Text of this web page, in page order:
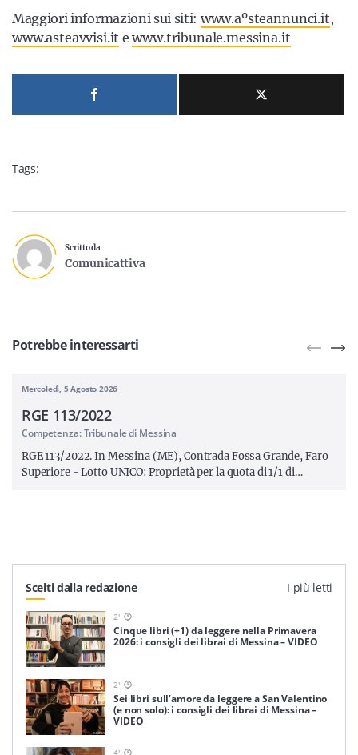
Iscriviti
Maggiori informazioni sui siti: www.aºsteannunci.it,
www.asteavvisi.it ewww.tribunale.messina.it
Tags:
Scritto da
Comunicattiva
Potrebbe interessarti
Mercoledì, 5 Agosto 2026
RGE 113/2022
Competenza: Tribunale di Messina
RGE 113/2022. In Messina (ME), Contrada Fossa Grande, Faro
Superiore - Lotto UNICO: Proprietà per la quota di 1/1 di…
Scelti dalla redazione I più letti
2'
Cinque libri (+1) da leggere nella Primavera
2026: i consigli dei librai di Messina – VIDEO
2'
Sei libri sull’amore da leggere a San Valentino
(e non solo): i consigli dei librai di Messina –
VIDEO
4'